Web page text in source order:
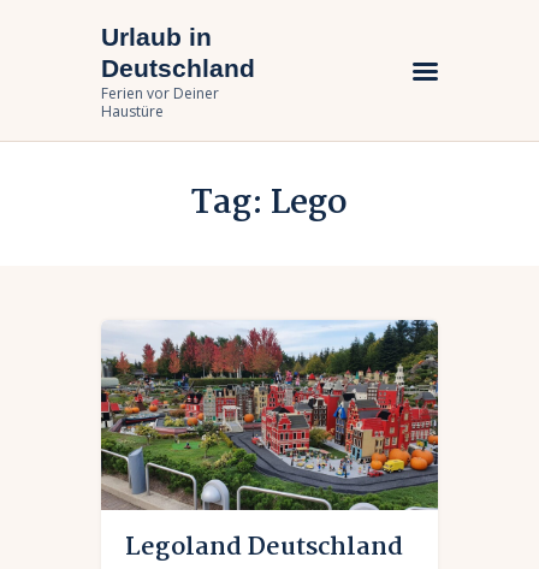
Urlaub in
Deutschland
Ferien vor Deiner
Haustüre
Tag: Lego
Urlaub in Deutschland
Ferien vor Deiner Haustüre
Urlaub zuhause
Bundesländer
Legoland Deutschland